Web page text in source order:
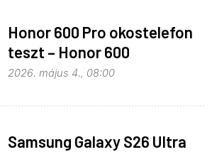
Honor 600 Pro okostelefon
teszt – Honor 600
kitekintéssel
2026. május 4., 08:00
Samsung Galaxy S26 Ultra